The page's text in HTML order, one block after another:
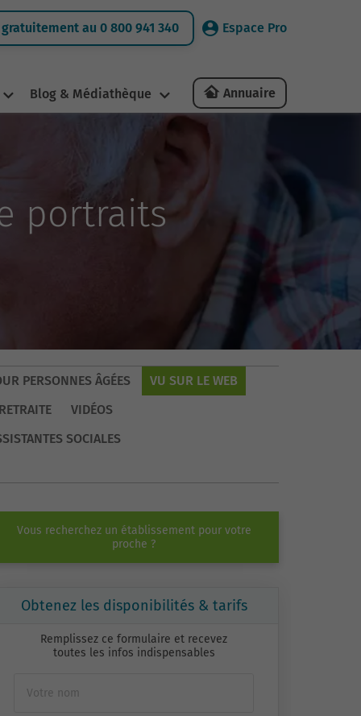
au 0 800 941 340 Espace Pro
Blog & Médiathèque Annuaire
portraits
PERSONNES ÂGÉES
VU SUR LE WEB
VIDÉOS
SOCIALES
Vous recherchez un établissement pour votre
proche ?
Obtenez les disponibilités & tarifs
Remplissez ce formulaire et recevez
toutes les infos indispensables